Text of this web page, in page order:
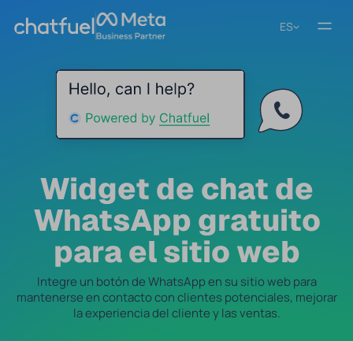
ES
Widget de chat de
WhatsApp gratuito
para el sitio web
Integre un botón de WhatsApp en su sitio web para
mantenerse en contacto con clientes potenciales, mejorar
la experiencia del cliente y las ventas.